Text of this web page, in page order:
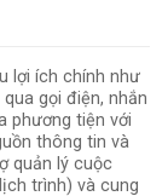
lợi ích chính như
gọi điện, nhắn
phương tiện với
thông tin và
quản lý cuộc
trình) và cung